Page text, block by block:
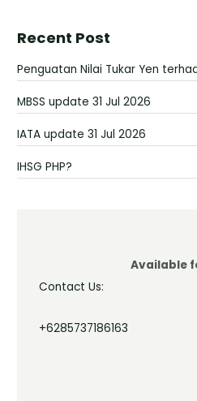
Recent Post
Penguatan Nilai Tukar Yen
MBSS update 31 Jul 2026
IATA update 31 Jul 2026
IHSG PHP?
Available
Contact Us:
+6285737186163